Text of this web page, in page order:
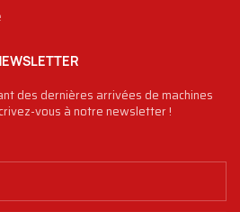
des dernières arrivées de machines
vous à notre newsletter !